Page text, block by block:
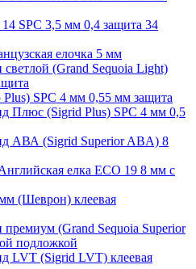
SPC 3,5 мм 0,4 защита 34
елочка 5 мм
(Grand Sequoia Light)
SPC 4 мм 0,55 мм защита
Плюс (Sigrid Plus) SPC 4 мм 0,5
АВА (Sigrid Superior ABA) 8
елка ECO 19 8 мм с
(Шеврон) клеевая
(Grand Sequoia Superior
подложкой
LVT (Sigrid LVT) клеевая